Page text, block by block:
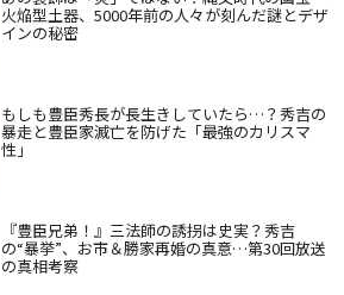
火焔型土器、5000年前の人々が刻んだ謎とデザ
インの秘密
もしも豊臣秀長が長生きしていたら…？秀吉の
暴走と豊臣家滅亡を防げた「最強のカリスマ
性」
『豊臣兄弟！』三法師の誘拐は史実？秀吉
の“暴挙”、お市＆勝家再婚の真意…第30回放送
の真相考察